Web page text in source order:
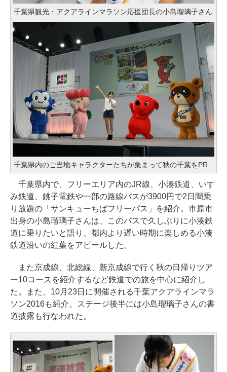
千葉県観光・アクアラインマラソン応援団長の小島瑠璃子さん
千葉県内のご当地キャラクターたちが集まって秋の千葉をPR
千葉県内で、フリーエリア内のJR線、小湊鉄道、いす
み鉄道、銚子電鉄や一部の路線バスが3900円で2日間乗
り放題の「サンキューちばフリーパス」を紹介。市原市
出身の小島瑠璃子さんは、このパスで久しぶりに小湊鉄
道に乗りたいと語り、都内より遅い時期に楽しめる小湊
鉄道沿いの紅葉をアピールした。
また京成線、北総線、新京成線で行く秋の日帰りツア
ー10コースを紹介するなど鉄道での旅を中心に紹介し
た。また、10月23日に開催される千葉アクアラインマラ
ソン2016も紹介。ステージ後半には小島瑠璃子さんの書
道披露も行なわれた。